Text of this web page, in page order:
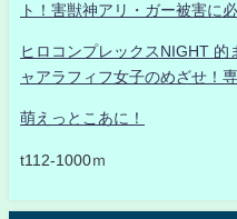
ト！害獣神アリ・ガー被害に
ヒロコンプレックスNIGHT
ャアラフィフ女子のめざせ！
萌えっとこあに！
t112-1000ｍ